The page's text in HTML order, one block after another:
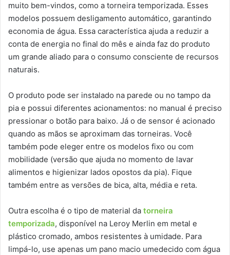
muito bem-vindos, como a torneira temporizada. Esses
modelos possuem desligamento automático, garantindo
economia de água. Essa característica ajuda a reduzir a
conta de energia no final do mês e ainda faz do produto
um grande aliado para o consumo consciente de recursos
naturais.
O produto pode ser instalado na parede ou no tampo da
pia e possui diferentes acionamentos: no manual é preciso
pressionar o botão para baixo. Já o de sensor é acionado
quando as mãos se aproximam das torneiras. Você
também pode eleger entre os modelos fixo ou com
mobilidade (versão que ajuda no momento de lavar
alimentos e higienizar lados opostos da pia). Fique
também entre as versões de bica, alta, média e reta.
Outra escolha é o tipo de material da torneira
temporizada, disponível na Leroy Merlin em metal e
plástico cromado, ambos resistentes à umidade. Para
limpá-lo, use apenas um pano macio umedecido com água